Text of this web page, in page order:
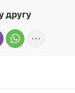
другу